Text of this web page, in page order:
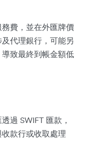
費，並在外匯牌價
及代理銀行，可能另
致最終到帳金額低
過 SWIFT 匯款，
款行或收取處理